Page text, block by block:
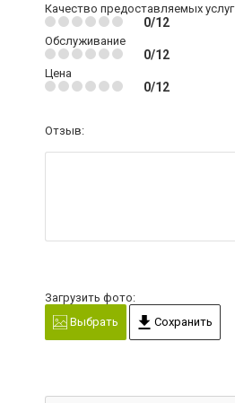
Качество предоставляемых услуг
0/12
Обслуживание
0/12
Цена
0/12
Отзыв:
Загрузить фото:
Выбрать
Сохранить